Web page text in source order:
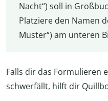
Nacht“) soll in
Platziere den Namen
Muster“) am unteren
Falls dir das Formulieren
schwerfällt, hilft dir